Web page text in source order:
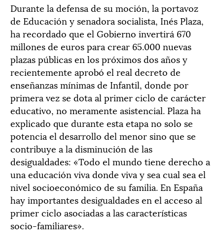
Durante la defensa de su moción, la portavoz
de Educación y senadora socialista, Inés Plaza,
ha recordado que el Gobierno invertirá 670
millones de euros para crear 65.000 nuevas
plazas públicas en los próximos dos años y
recientemente aprobó el real decreto de
enseñanzas mínimas de Infantil, donde por
primera vez se dota al primer ciclo de carácter
educativo, no meramente asistencial. Plaza ha
explicado que durante esta etapa no solo se
potencia el desarrollo del menor sino que se
contribuye a la disminución de las
desigualdades: «Todo el mundo tiene derecho a
una educación viva donde viva y sea cual sea el
nivel socioeconómico de su familia. En España
hay importantes desigualdades en el acceso al
primer ciclo asociadas a las características
socio-familiares».